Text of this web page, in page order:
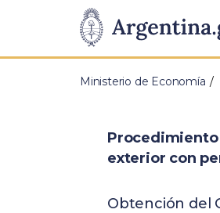
Presidencia
de
Pasar al contenido principal
Ministerio de Economía
Procedimiento
exterior con
Obtención del